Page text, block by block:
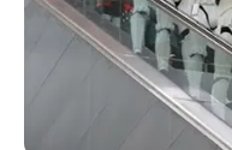
miércoles en elPalacio
persona se
agredirlos con un
un tiroteo que dejó a
el hombre